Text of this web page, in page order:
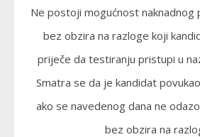
Ne postoji mogućnost naknadnog
bez obzira na razloge koji
priječe da testiranju pristupi u
Smatra se da je kandidat
ako se navedenog dana ne
bez obzira na